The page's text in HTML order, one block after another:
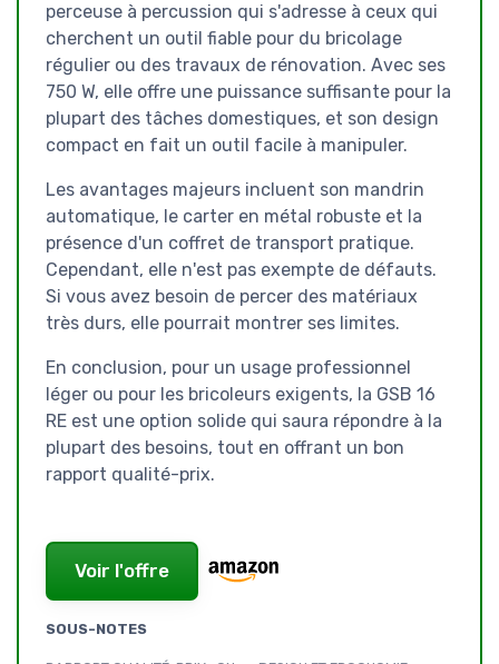
perceuse à percussion qui s'adresse à ceux qui
cherchent un outil fiable pour du bricolage
régulier ou des travaux de rénovation. Avec ses
750 W, elle offre une puissance suffisante pour la
plupart des tâches domestiques, et son design
compact en fait un outil facile à manipuler.
Les avantages majeurs incluent son mandrin
automatique, le carter en métal robuste et la
présence d'un coffret de transport pratique.
Cependant, elle n'est pas exempte de défauts.
Si vous avez besoin de percer des matériaux
très durs, elle pourrait montrer ses limites.
En conclusion, pour un usage professionnel
léger ou pour les bricoleurs exigents, la GSB 16
RE est une option solide qui saura répondre à la
plupart des besoins, tout en offrant un bon
rapport qualité-prix.
Voir l'offre
SOUS-NOTES